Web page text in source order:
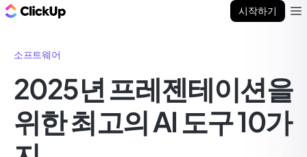
시작하기
소프트웨어
2025년 프레젠테이션을
위한 최고의 AI 도구 10가